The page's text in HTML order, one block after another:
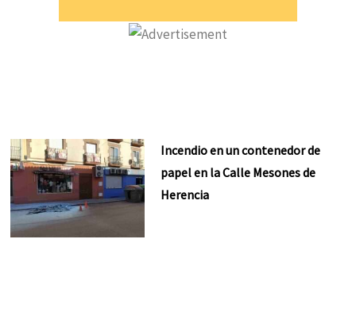
Incendio en un contenedor de
papel en la Calle Mesones de
Herencia